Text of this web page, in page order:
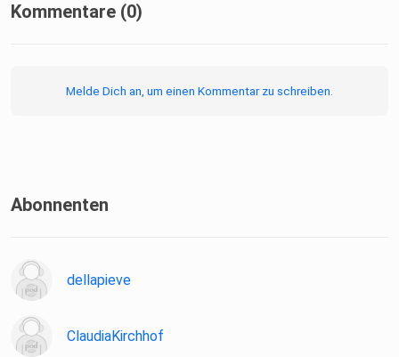
Kommentare (0)
Melde Dich an, um einen Kommentar zu schreiben.
Abonnenten
dellapieve
ClaudiaKirchhof